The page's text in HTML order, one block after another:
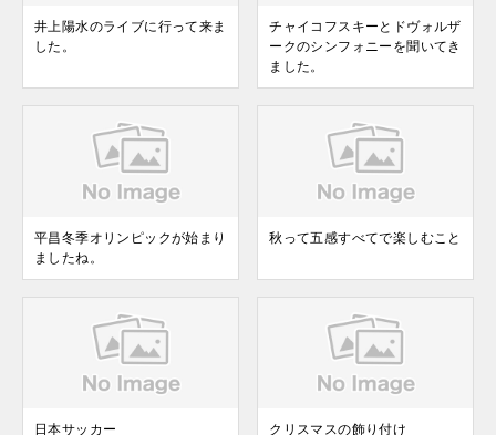
井上陽水のライブに行って来ま
した。
チャイコフスキーとドヴォルザ
ークのシンフォニーを聞いてき
ました。
平昌冬季オリンピックが始まり
ましたね。
秋って五感すべてで楽しむこと
日本サッカー クリスマスの飾り付け